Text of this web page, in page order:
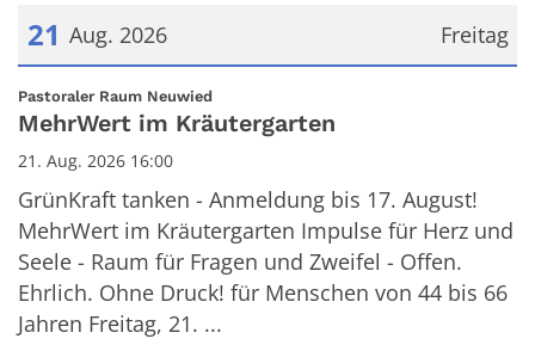
Freitag
21 Aug. 2026
Datum: 21. August 2026
Pastoraler Raum Neuwied:
MehrWert im Kräutergarten
21. Aug. 2026 16:00
GrünKraft tanken - Anmeldung bis 17. August!
MehrWert im Kräutergarten Impulse für Herz und
Seele - Raum für Fragen und Zweifel - Offen.
Ehrlich. Ohne Druck! für Menschen von 44 bis 66
Jahren Freitag, 21. ...